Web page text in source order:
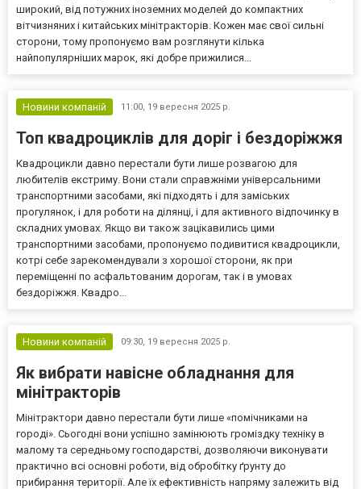
широкий, від потужних іноземних моделей до компактних
вітчизняних і китайських мінітракторів. Кожен має свої сильні
сторони, тому пропонуємо вам розглянути кілька
найпопулярніших марок, які добре прижилися...
Новини компаній 11:00, 19 вересня 2025 р.
Топ квадроциклів для доріг і бездоріжжя
Квадроцикли давно перестали бути лише розвагою для
любителів екстриму. Вони стали справжніми універсальними
транспортними засобами, які підходять і для заміських
прогулянок, і для роботи на ділянці, і для активного відпочинку в
складних умовах. Якщо ви також зацікавились цими
транспортними засобами, пропонуємо подивитися квадроцикли,
котрі себе зарекомендували з хорошої сторони, як при
переміщенні по асфальтованим дорогам, так і в умовах
бездоріжжя. Квадро...
Новини компаній 09:30, 19 вересня 2025 р.
Як вибрати навісне обладнання для
мінітракторів
Мінітрактори давно перестали бути лише «помічниками на
городі». Сьогодні вони успішно замінюють громіздку техніку в
малому та середньому господарстві, дозволяючи виконувати
практично всі основні роботи, від обробітку ґрунту до
прибирання території. Але їх ефективність напряму залежить від